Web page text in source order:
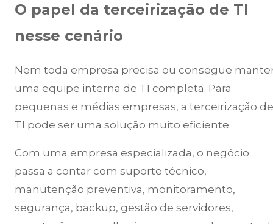
O papel da terceirização de TI
nesse cenário
Nem toda empresa precisa ou consegue
uma equipe interna de TI completa. Para
pequenas e médias empresas, a terceirização de
TI pode ser uma solução muito eficiente.
Com uma empresa especializada, o negócio
passa a contar com suporte técnico,
manutenção preventiva, monitoramento,
segurança, backup, gestão de servidores,